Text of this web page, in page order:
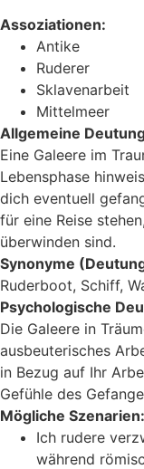
Assoziationen:
Antike
Ruderer
Sklavenarbeit
Mittelmeer
Allgemeine
Eine Galeere im
Lebensphase
dich eventuell
für eine Reise
überwinden sind.
Synonyme
Ruderboot, Schiff,
Psychologische
Die Galeere in
ausbeuterisches
in Bezug auf Ihr
Gefühle des
Mögliche Szenarien:
Ich rudere
während